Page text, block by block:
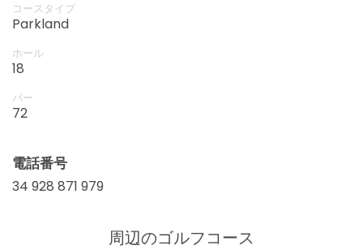
コースタイプ
Parkland
ホール
18
パー
72
電話番号
34 928 871 979
周辺のゴルフコース